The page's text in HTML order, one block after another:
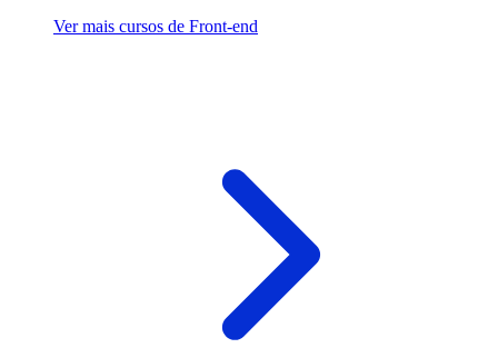
Ver mais cursos de Front-end